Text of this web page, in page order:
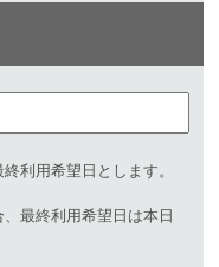
利用希望日とします。
最終利用希望日は本日